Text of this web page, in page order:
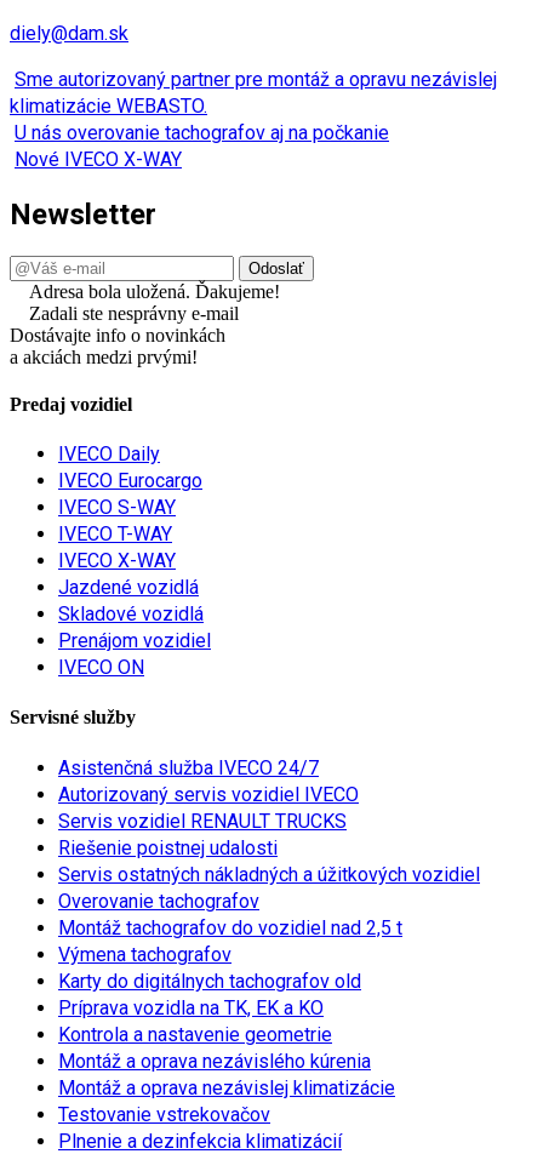
diely@dam.sk
Sme autorizovaný partner pre montáž a opravu nezávislej
klimatizácie WEBASTO.
U nás overovanie tachografov aj na počkanie
Nové IVECO X-WAY
Newsletter
Adresa bola uložená. Ďakujeme!
Zadali ste nesprávny e-mail
Dostávajte info o novinkách
a akciách medzi prvými!
Predaj vozidiel
IVECO Daily
IVECO Eurocargo
IVECO S-WAY
IVECO T-WAY
IVECO X-WAY
Jazdené vozidlá
Skladové vozidlá
Prenájom vozidiel
IVECO ON
Servisné služby
Asistenčná služba IVECO 24/7
Autorizovaný servis vozidiel IVECO
Servis vozidiel RENAULT TRUCKS
Riešenie poistnej udalosti
Servis ostatných nákladných a úžitkových vozidiel
Overovanie tachografov
Montáž tachografov do vozidiel nad 2,5 t
Výmena tachografov
Karty do digitálnych tachografov old
Príprava vozidla na TK, EK a KO
Kontrola a nastavenie geometrie
Montáž a oprava nezávislého kúrenia
Montáž a oprava nezávislej klimatizácie
Testovanie vstrekovačov
Plnenie a dezinfekcia klimatizácií